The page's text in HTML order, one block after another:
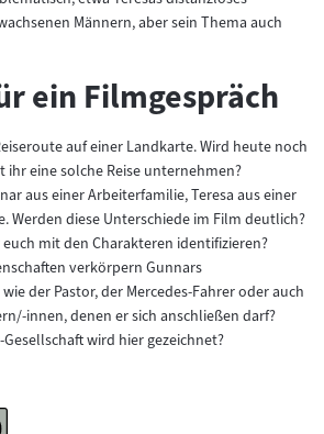
Männern, aber sein Thema auch
ein Filmgespräch
auf einer Landkarte. Wird heute noch
ihr eine solche Reise unternehmen?
aus einer Arbeiterfamilie, Teresa aus einer
Werden diese Unterschiede im Film deutlich?
mit den Charakteren identifizieren?
verkörpern Gunnars
der Pastor, der Mercedes-Fahrer oder auch
innen, denen er sich anschließen darf?
Gesellschaft wird hier gezeichnet?